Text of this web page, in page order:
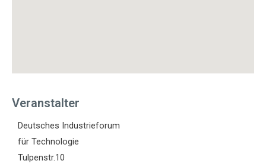
Veranstalter
Deutsches Industrieforum
für Technologie
Tulpenstr.10